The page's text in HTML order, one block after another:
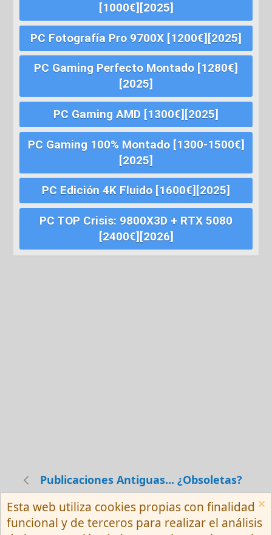
[1000€][2025]
PC Fotografía Pro 9700X [1200€][2025]
PC Gaming Perfecto Montado [1280€]
[2025]
PC Gaming AMD [1300€][2025]
PC Gaming 100% Montado [1300-1500€]
[2025]
PC Edición 4K Fluido [1600€][2025]
PC TOP Crisis: 9800X3D + RTX 5080
[2400€][2026]
Publicaciones Antiguas... ¿Obsoletas?
Español (Neutro) Tu
Contactarnos
Términos y reglas
Esta web utiliza cookies propias con finalidad
funcional y de terceros para realizar el análisis